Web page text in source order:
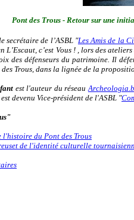
Pont des Trous - Retour sur une
secrétaire de l’ASBL "Les Amis de la
L’Escaut, c’est Vous ! , lors des
des défenseurs du patrimoine. Il
Trous, dans la lignée de la
est l'auteur du réseau
devenu Vice-président de l'ASBL "
l'histoire du Pont des Trous
de l'identité culturelle